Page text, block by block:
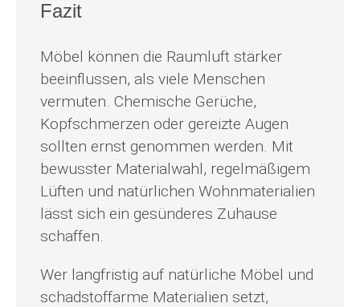
Fazit
Möbel können die Raumluft stärker
beeinflussen, als viele Menschen
vermuten. Chemische Gerüche,
Kopfschmerzen oder gereizte Augen
sollten ernst genommen werden. Mit
bewusster Materialwahl, regelmäßigem
Lüften und natürlichen Wohnmaterialien
lässt sich ein gesünderes Zuhause
schaffen.
Wer langfristig auf natürliche Möbel und
schadstoffarme Materialien setzt,